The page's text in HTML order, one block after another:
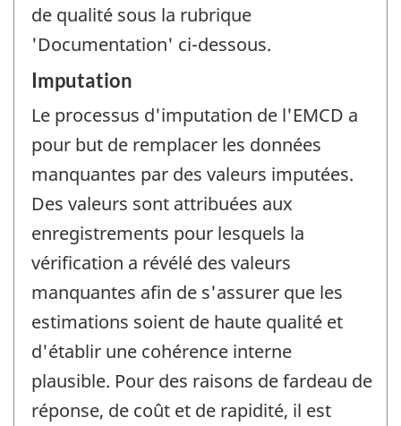
de qualité sous la rubrique
'Documentation' ci-dessous.
Imputation
Le processus d'imputation de l'EMCD a
pour but de remplacer les données
manquantes par des valeurs imputées.
Des valeurs sont attribuées aux
enregistrements pour lesquels la
vérification a révélé des valeurs
manquantes afin de s'assurer que les
estimations soient de haute qualité et
d'établir une cohérence interne
plausible. Pour des raisons de fardeau de
réponse, de coût et de rapidité, il est